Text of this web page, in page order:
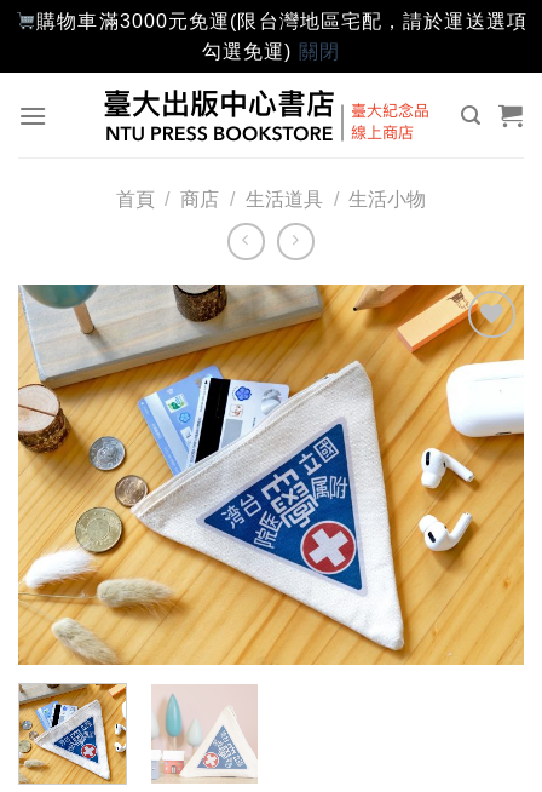
購物車滿3000元免運(限台灣地區宅配，請於運送選項
勾選免運) 關閉
首頁 / 商店 / 生活道具 / 生活小物
加入
「願
單」